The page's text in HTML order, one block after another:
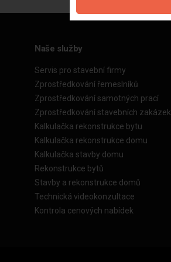
Naše služby
Servis pro stavební firmy
Zprostředkování řemeslníků
Zprostředkování samotných prací
Zprostředkování stavebních zakázek
Kalkulačka rekonstrukce bytu
Kalkulačka rekonstrukce domu
Kalkulačka stavby domu
Rekonstrukce bytů
Stavby a rekonstrukce domů
Technická videokonzultace
Kontrola cenových nabídek